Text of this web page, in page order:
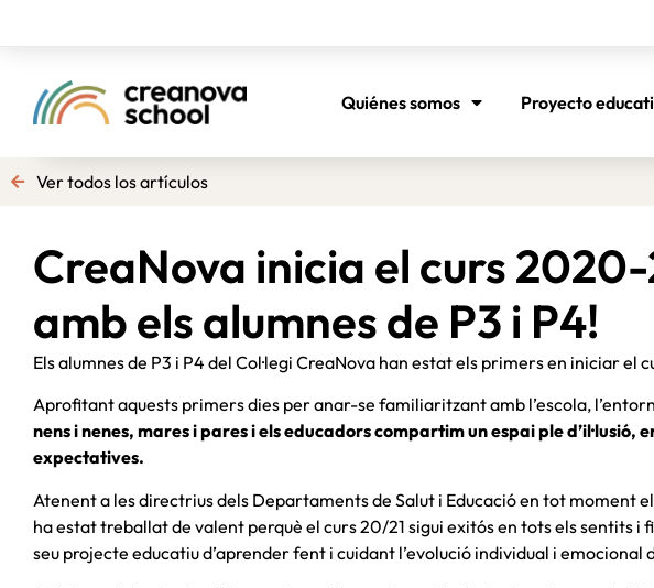
Quiénes somos Proyecto
Ver todos los artículos
CreaNova inicia el curs 2020-
amb els alumnes de P3 i P4!
Els alumnes de P3 i P4 del Col·legi CreaNova han estat els primers en iniciar el
Aprofitant aquests primers dies per anar-se familiaritzant amb l’escola,
nens i nenes, mares i pares i els educadors compartim un espai ple d’il·lusió,
expectatives.
Atenent a les directrius dels Departaments de Salut i Educació en tot moment
ha estat treballat de valent perquè el curs 20/21 sigui exitós en tots els sentits i
seu projecte educatiu d’aprender fent i cuidant l’evolució individual i emocional